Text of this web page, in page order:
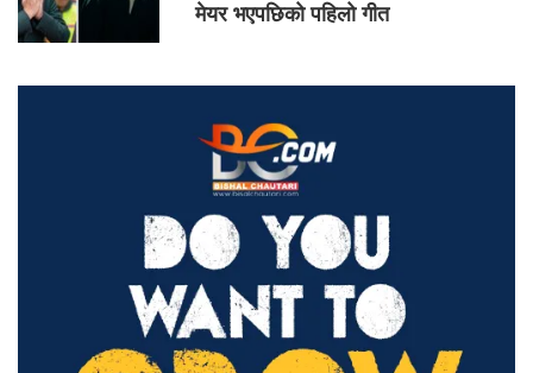
मेयर भएपछिको पहिलो गीत